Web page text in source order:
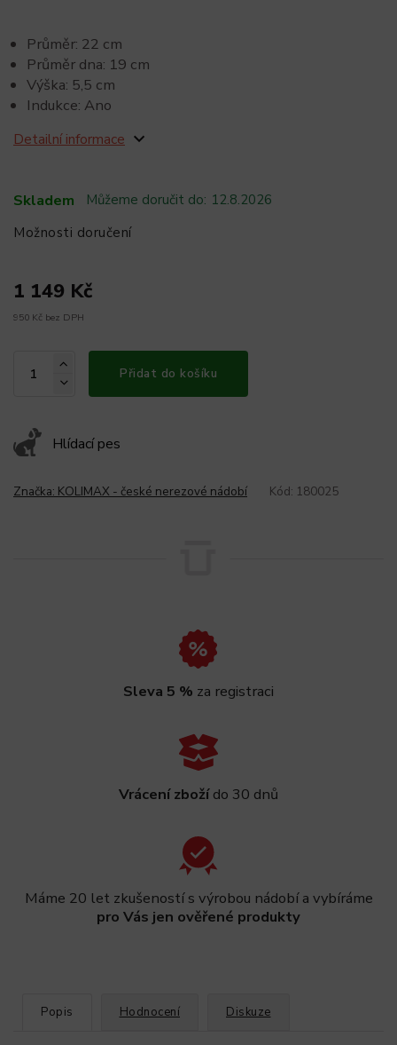
Skladem Můžeme doručit do: 12.8.2026
Možnosti doručení
1 149 Kč
950 Kč bez DPH
Přidat do košíku
Hlídací pes
Průměr: 22 cm
Průměr dna: 19 cm
Výška: 5,5 cm
Indukce: Ano
Detailní informace
Značka: KOLIMAX - české nerezové nádobí Kód: 180025
Sleva 5 % za registraci
Vrácení zbožído 30 dnů
Máme 20 let zkušeností s výrobou nádobí a vybíráme
pro Vás jen ověřené produkty
Popis Hodnocení Diskuze